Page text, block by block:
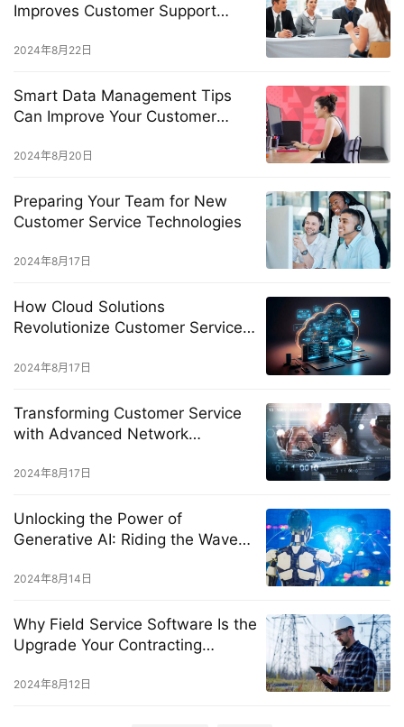
Improves Customer Support
2024年8月22日
Smart Data Management Tips
Can Improve Your Customer
2024年8月20日
Preparing Your Team for New
Customer Service Technologies
2024年8月17日
How Cloud Solutions
Revolutionize Customer Service
2024年8月17日
Transforming Customer Service
with Advanced Network
2024年8月17日
Unlocking the Power of
Generative AI: Riding the Waves
2024年8月14日
Why Field Service Software Is the
Upgrade Your Contracting
2024年8月12日